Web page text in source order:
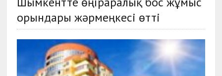
орындары жәрмеңкесі өтті